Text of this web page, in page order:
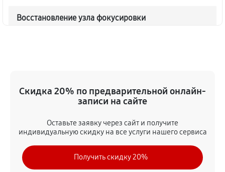
Восстановление узла фокусировки
720 руб
1350 руб 60 минут
Чистка от пыли объектива Canon TS-E 50mm f/2.8L
Macro
Скидка 20% по предварительной онлайн-
записи на сайте
Оставьте заявку через сайт и получите
индивидуальную скидку на все услуги нашего сервиса
Получить скидку 20%